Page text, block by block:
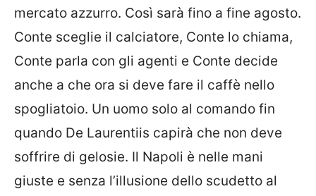
mercato azzurro. Così sarà fino a fine agosto.
Conte sceglie il calciatore, Conte lo chiama,
Conte parla con gli agenti e Conte decide
anche a che ora si deve fare il caffè nello
spogliatoio. Un uomo solo al comando fin
quando De Laurentiis capirà che non deve
soffrire di gelosie. Il Napoli è nelle mani
giuste e senza l’illusione dello scudetto al